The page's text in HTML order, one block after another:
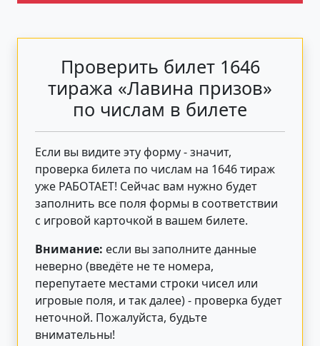
Проверить билет 1646
тиража «Лавина призов»
по числам в билете
Если вы видите эту форму - значит,
проверка билета по числам на 1646 тираж
уже РАБОТАЕТ! Сейчас вам нужно будет
заполнить все поля формы в соответствии
с игровой карточкой в вашем билете.
Внимание: если вы заполните данные
неверно (введёте не те номера,
перепутаете местами строки чисел или
игровые поля, и так далее) - проверка будет
неточной. Пожалуйста, будьте
внимательны!